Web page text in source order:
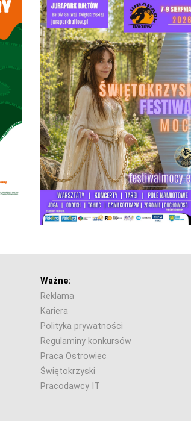
Ważne:
Reklama
Kariera
Polityka prywatności
Regulaminy konkursów
Praca Ostrowiec
Świętokrzyski
Pracodawcy IT